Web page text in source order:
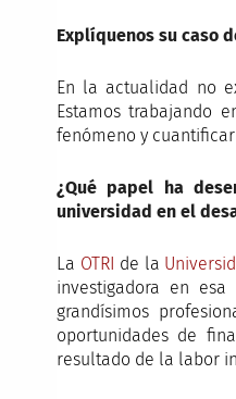
Explíquenos su caso
En la actualidad no
Estamos trabajando
fenómeno y
¿Qué papel ha
universidad en el
La OTRI de la
investigadora en
grandísimos
oportunidades de
resultado de la labor